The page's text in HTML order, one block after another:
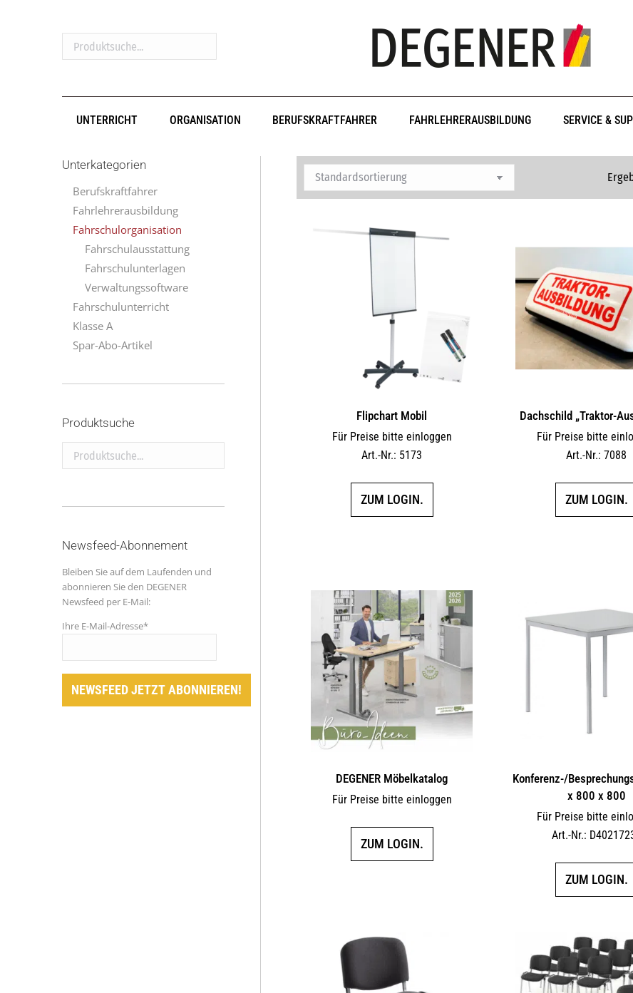
Produktsuche...
UNTERRICHT ORGANISATION BERUFSKRAFTFAHRER FAHRLEHRERAUSBILDUNG SERVICE &
Flipchart Mobil
Für Preise bitte einloggen
Art.-Nr.: 5173
ZUM LOGIN.
Dachschild „Traktor-
Für Preise bitte
Art.-Nr.: 7088
ZUM LOGIN.
DEGENER Möbelkatalog
Für Preise bitte einloggen
ZUM LOGIN.
Konferenz-/
x 800 x 800
Für Preise bitte
Art.-Nr.:
ZUM LOGIN.
Unterkategorien
Berufskraftfahrer
Fahrlehrerausbildung
Fahrschulorganisation
Fahrschulausstattung
Fahrschulunterlagen
Verwaltungssoftware
Fahrschulunterricht
Klasse A
Spar-Abo-Artikel
Produktsuche
Produktsuche...
Newsfeed-Abonnement
Bleiben Sie auf dem Laufenden und
abonnieren Sie den DEGENER
Newsfeed per E-Mail:
Ihre E-Mail-Adresse*